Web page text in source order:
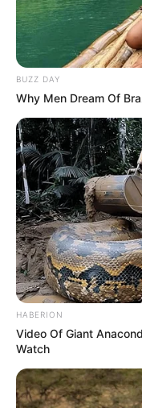
BUZZ DAY
Why Men Dream Of
HABERION
Video Of Giant
Watch